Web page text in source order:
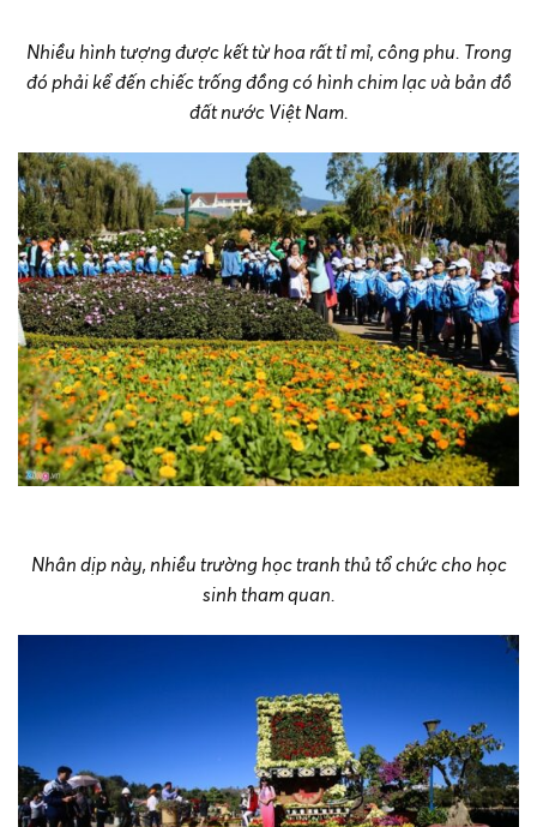
Nhiều hình tượng được kết từ hoa rất tỉ mỉ, công phu. Trong
đó phải kể đến chiếc trống đồng có hình chim lạc và bản đồ
đất nước Việt Nam.
Nhân dịp này, nhiều trường học tranh thủ tổ chức cho học
sinh tham quan.